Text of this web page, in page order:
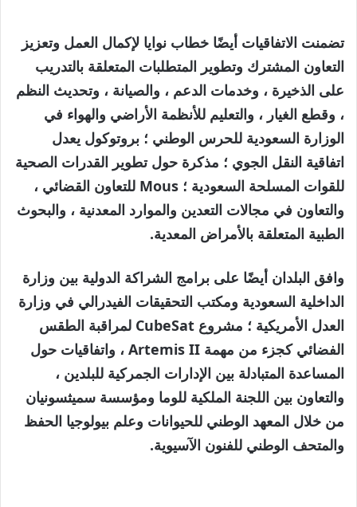
تضمنت الاتفاقيات أيضًا خطاب نوايا لإكمال العمل وتعزيز
التعاون المشترك وتطوير المتطلبات المتعلقة بالتدريب
على الذخيرة ، وخدمات الدعم ، والصيانة ، وتحديث النظم
، وقطع الغيار ، والتعليم للأنظمة الأراضي والهواء في
الوزارة السعودية للحرس الوطني ؛ بروتوكول يعدل
اتفاقية النقل الجوي ؛ مذكرة حول تطوير القدرات الصحية
للقوات المسلحة السعودية ؛ Mous للتعاون القضائي ،
والتعاون في مجالات التعدين والموارد المعدنية ، والبحوث
الطبية المتعلقة بالأمراض المعدية.
وافق البلدان أيضًا على برامج الشراكة الدولية بين وزارة
الداخلية السعودية ومكتب التحقيقات الفيدرالي في وزارة
العدل الأمريكية ؛ مشروع CubeSat لمراقبة الطقس
الفضائي كجزء من مهمة Artemis II ، واتفاقيات حول
المساعدة المتبادلة بين الإدارات الجمركية للبلدين ،
والتعاون بين اللجنة الملكية للوما ومؤسسة سميثسونيان
من خلال المعهد الوطني للحيوانات وعلم بيولوجيا الحفظ
والمتحف الوطني للفنون الآسيوية.